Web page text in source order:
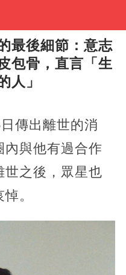
最後細節：意志
包骨，直言「生
人」
傳出離世的消
內與他有過合作
世之後，眾星也
。